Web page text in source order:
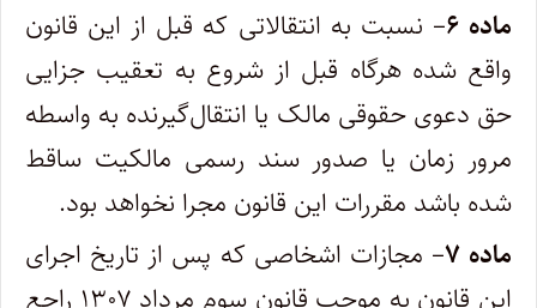
ماده ۶ – نسبت به انتقالاتی که قبل از این قانون
واقع شده هر‌گاه قبل از شروع به تعقیب جزایی
حق دعوی حقوقی مالک یا انتقال‌گیرنده به واسطه
مرور زمان یا صدور سند رسمی مالکیت ساقط
شده باشد مقررات این قانون مجرا نخواهد بود.
ماده ۷
– مجازات اشخاصی که پس از تاریخ اجرای
این قانون به موجب قانون سوم مرداد ۱۳۰۷ راجع